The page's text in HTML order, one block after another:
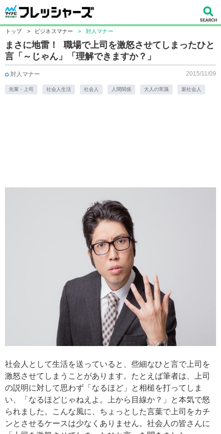
トップ > ビジネスマナー > 対人マナー
まさに地雷！ 職場で上司を激怒させてしまったひと
言「～じゃん」「理解できますか？」
対人マナー 2015/11/09
先輩・上司 社会人生活 社会人 人間関係 大人の常識 新社会人
社会人として生活を送っていると、些細なひと言で上司を
激怒させてしまうことがあります。たとえば筆者は、上司
の説明に対して思わず「なるほど」と相槌を打ってしま
い、「なるほどじゃねえよ。上から目線か？」と本気で怒
られました。こんな風に、ちょっとした言葉で上司をカチ
ンとさせるケースは少なくありません。社会人の皆さんに